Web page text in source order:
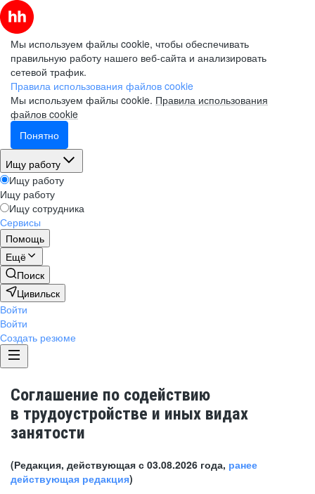
Мы используем файлы cookie, чтобы обеспечивать
правильную работу нашего веб-сайта и анализировать
сетевой трафик.
Правила использования файлов cookie
Мы используем файлы cookie. Правила использования
файлов cookie
Понятно
Ищу работу
Ищу работу
Ищу работу
Ищу сотрудника
Сервисы
Помощь
Ещё
Поиск
Цивильск
Войти
Войти
Создать резюме
Соглашение по содействию
в трудоустройстве и иных видах
занятости
(Редакция, действующая с 03.08.2026 года, ранее
действующая редакция)